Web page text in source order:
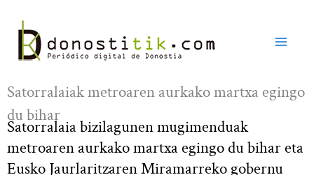
contenido
Satorralaiak metroaren aurkako martxa egingo
du bihar
Satorralaia bizilagunen mugimenduak
metroaren aurkako martxa egingo du bihar eta
Eusko Jaurlaritzaren Miramarreko gobernu